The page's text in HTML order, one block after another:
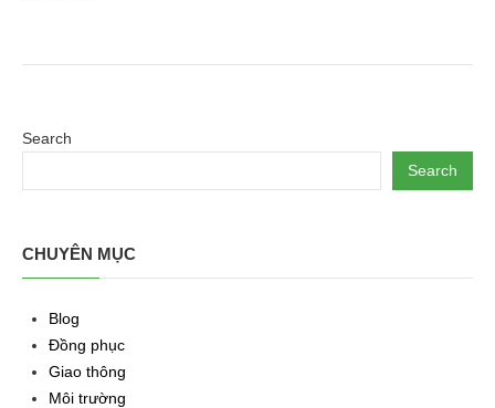
Search
Search
CHUYÊN MỤC
Blog
Đồng phục
Giao thông
Môi trường